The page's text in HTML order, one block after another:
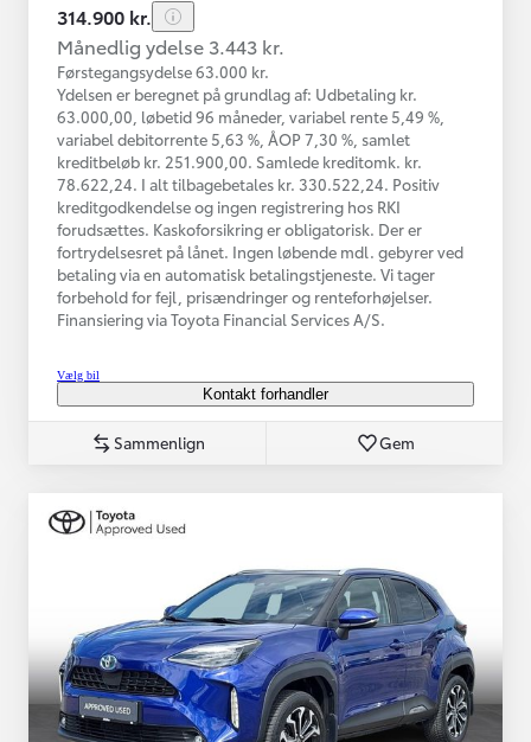
314.900 kr.
Månedlig ydelse 3.443 kr.
Førstegangsydelse 63.000 kr.
Ydelsen er beregnet på grundlag af: Udbetaling kr.
63.000,00, løbetid 96 måneder, variabel rente 5,49 %,
variabel debitorrente 5,63 %, ÅOP 7,30 %, samlet
kreditbeløb kr. 251.900,00. Samlede kreditomk. kr.
78.622,24. I alt tilbagebetales kr. 330.522,24. Positiv
kreditgodkendelse og ingen registrering hos RKI
forudsættes. Kaskoforsikring er obligatorisk. Der er
fortrydelsesret på lånet. Ingen løbende mdl. gebyrer ved
betaling via en automatisk betalingstjeneste. Vi tager
forbehold for fejl, prisændringer og renteforhøjelser.
Finansiering via Toyota Financial Services A/S.
Vælg bil
Kontakt forhandler
Sammenlign Gem